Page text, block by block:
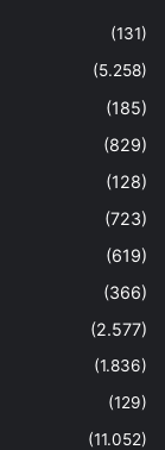
(131)
(5.258)
(185)
(829)
(128)
(723)
(619)
(366)
(2.577)
(1.836)
(129)
(11.052)